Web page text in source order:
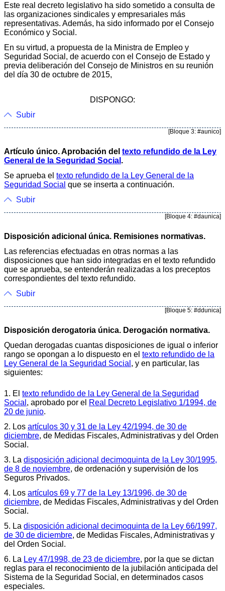
Este real decreto legislativo ha sido sometido a consulta de
las organizaciones sindicales y empresariales más
representativas. Además, ha sido informado por el Consejo
Económico y Social.
En su virtud, a propuesta de la Ministra de Empleo y
Seguridad Social, de acuerdo con el Consejo de Estado y
previa deliberación del Consejo de Ministros en su reunión
del día 30 de octubre de 2015,
DISPONGO:
Subir
[Bloque 3: #aunico]
Artículo único. Aprobación del texto refundido de la Ley
General de la Seguridad Social .
Se aprueba el texto refundido de la Ley General de la
Seguridad Social que se inserta a continuación.
Subir
[Bloque 4: #daunica]
Disposición adicional única. Remisiones normativas.
Las referencias efectuadas en otras normas a las
disposiciones que han sido integradas en el texto refundido
que se aprueba, se entenderán realizadas a los preceptos
correspondientes del texto refundido.
Subir
[Bloque 5: #ddunica]
Disposición derogatoria única. Derogación normativa.
Quedan derogadas cuantas disposiciones de igual o inferior
rango se opongan a lo dispuesto en el texto refundido de la
Ley General de la Seguridad Social , y en particular, las
siguientes:
1. El texto refundido de la Ley General de la Seguridad
Social , aprobado por el Real Decreto Legislativo 1/1994, de
20 de junio.
2. Los artículos 30 y 31 de la Ley 42/1994, de 30 de
diciembre, de Medidas Fiscales, Administrativas y del Orden
Social.
3. La disposición adicional decimoquinta de la Ley 30/1995,
de 8 de noviembre, de ordenación y supervisión de los
Seguros Privados.
4. Los artículos 69 y 77 de la Ley 13/1996, de 30 de
diciembre, de Medidas Fiscales, Administrativas y del Orden
Social.
5. La disposición adicional decimoquinta de la Ley 66/1997,
de 30 de diciembre, de Medidas Fiscales, Administrativas y
del Orden Social.
6. La Ley 47/1998, de 23 de diciembre, por la que se dictan
reglas para el reconocimiento de la jubilación anticipada del
Sistema de la Seguridad Social, en determinados casos
especiales.